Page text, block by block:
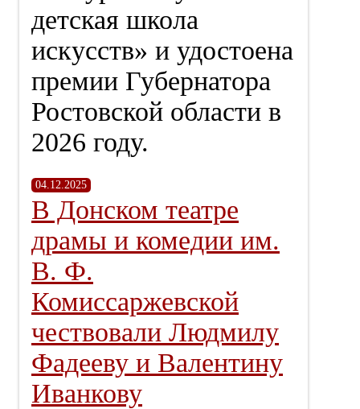
детская школа
искусств» и удостоена
премии Губернатора
Ростовской области в
2026 году.
04.12.2025
В Донском театре
драмы и комедии им.
В. Ф.
Комиссаржевской
чествовали Людмилу
Фадееву и Валентину
Иванкову